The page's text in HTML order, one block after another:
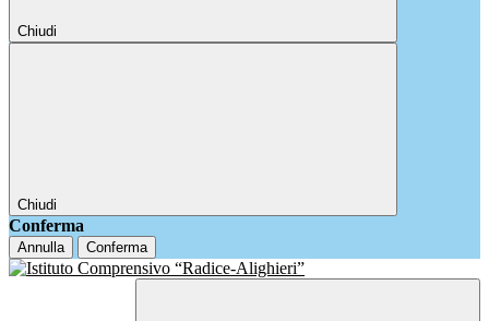
Chiudi
Chiudi
Conferma
Annulla Conferma